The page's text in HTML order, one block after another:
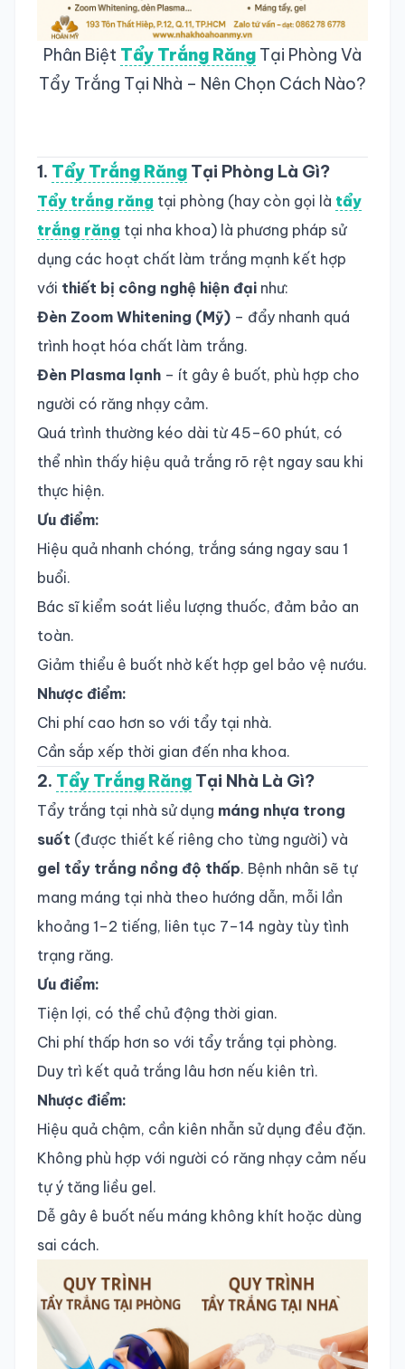
Phân Biệt Tẩy Trắng Răng Tại Phòng Và
Tẩy Trắng Tại Nhà – Nên Chọn Cách Nào?
1. Tẩy Trắng Răng Tại Phòng Là Gì?
Tẩy trắng răng tại phòng (hay còn gọi là tẩy
trắng răng tại nha khoa) là phương pháp sử
dụng các hoạt chất làm trắng mạnh kết hợp
với thiết bị công nghệ hiện đại như:
Đèn Zoom Whitening (Mỹ) – đẩy nhanh quá
trình hoạt hóa chất làm trắng.
Đèn Plasma lạnh – ít gây ê buốt, phù hợp cho
người có răng nhạy cảm.
Quá trình thường kéo dài từ 45–60 phút, có
thể nhìn thấy hiệu quả trắng rõ rệt ngay sau khi
thực hiện.
Ưu điểm:
Hiệu quả nhanh chóng, trắng sáng ngay sau 1
buổi.
Bác sĩ kiểm soát liều lượng thuốc, đảm bảo an
toàn.
Giảm thiểu ê buốt nhờ kết hợp gel bảo vệ nướu.
Nhược điểm:
Chi phí cao hơn so với tẩy tại nhà.
Cần sắp xếp thời gian đến nha khoa.
2. Tẩy Trắng Răng Tại Nhà Là Gì?
Tẩy trắng tại nhà sử dụng máng nhựa trong
suốt (được thiết kế riêng cho từng người) và
gel tẩy trắng nồng độ thấp. Bệnh nhân sẽ tự
mang máng tại nhà theo hướng dẫn, mỗi lần
khoảng 1–2 tiếng, liên tục 7–14 ngày tùy tình
trạng răng.
Ưu điểm:
Tiện lợi, có thể chủ động thời gian.
Chi phí thấp hơn so với tẩy trắng tại phòng.
Duy trì kết quả trắng lâu hơn nếu kiên trì.
Nhược điểm:
Hiệu quả chậm, cần kiên nhẫn sử dụng đều đặn.
Không phù hợp với người có răng nhạy cảm nếu
tự ý tăng liều gel.
Dễ gây ê buốt nếu máng không khít hoặc dùng
sai cách.